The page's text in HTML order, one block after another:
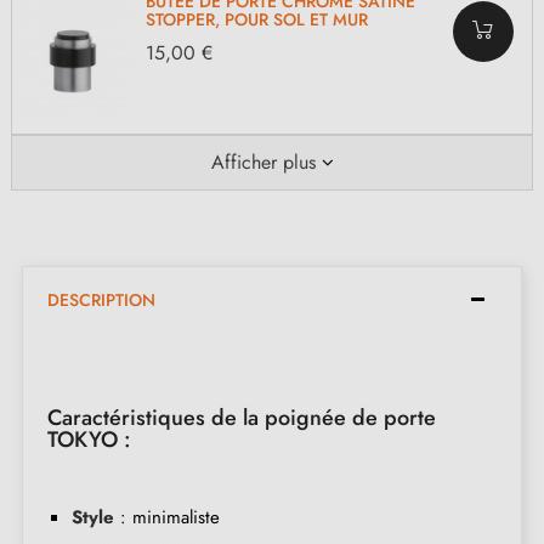
STOPPER, POUR SOL ET MUR
15,00 €
Afficher plus
DESCRIPTION
Caractéristiques de la poignée de porte
TOKYO :
Style : minimaliste